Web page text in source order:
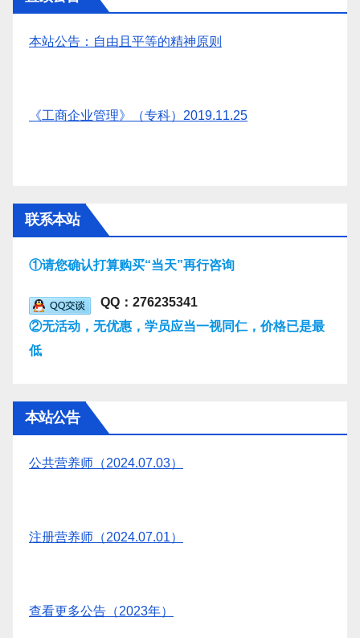
本站公告：自由且平等的精神原则
《工商企业管理》（专科）2019.11.25
联系本站
①请您确认打算购买“当天”再行咨询
QQ：276235341
②无活动，无优惠，学员应当一视同仁，价格已是最
低
本站公告
公共营养师（2024.07.03）
注册营养师（2024.07.01）
查看更多公告（2023年）